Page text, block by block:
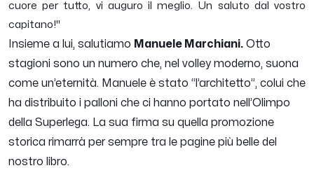
cuore per tutto, vi auguro il meglio. Un saluto dal vostro
capitano!"
Insieme a lui, salutiamo Manuele Marchiani. Otto
stagioni sono un numero che, nel volley moderno, suona
come un’eternità. Manuele è stato “l’architetto”, colui che
ha distribuito i palloni che ci hanno portato nell’Olimpo
della Superlega. La sua firma su quella promozione
storica rimarrà per sempre tra le pagine più belle del
nostro libro.